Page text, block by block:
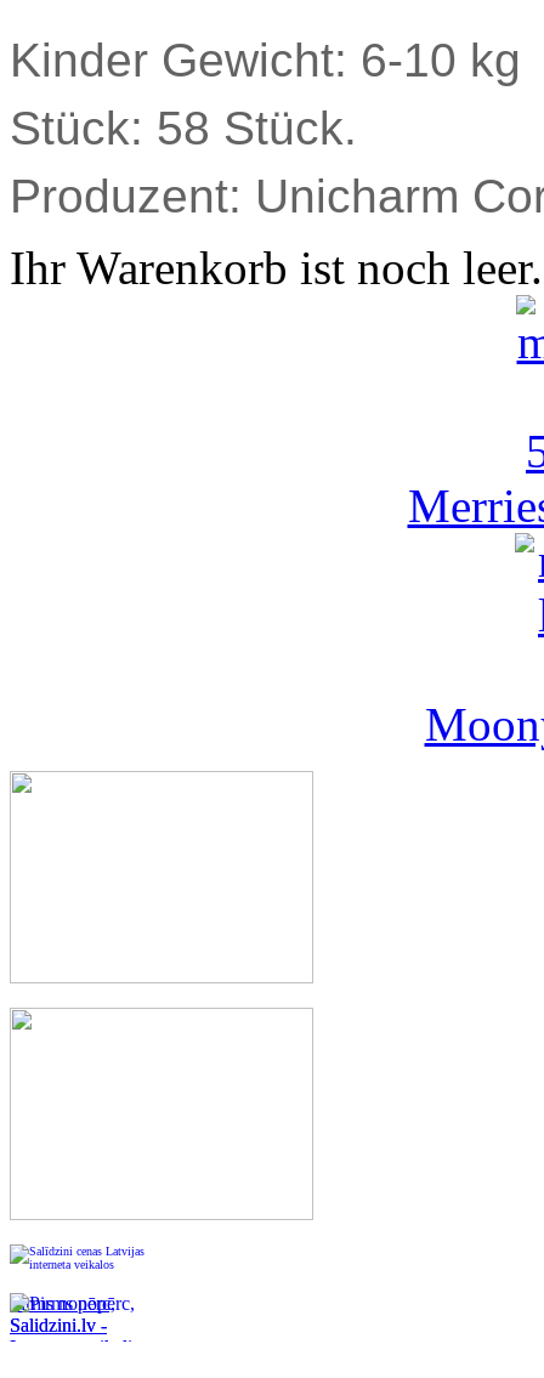
Kinder Gewicht: 6-10 kg
Stück: 58 Stück.
Produzent: Unicharm
Ihr Warenkorb ist noch leer.
Pirms nopērc,
Salidzini.lv -
Interneta veikali,